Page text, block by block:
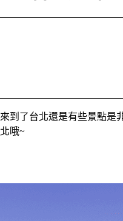
到了台北還是有些景點
哦~